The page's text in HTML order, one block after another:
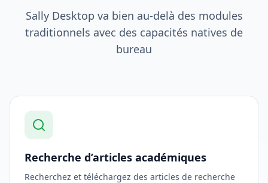
Sally Desktop va bien au-delà des modules
traditionnels avec des capacités natives de
bureau
Recherche d’articles académiques
Recherchez et téléchargez des articles de recherche